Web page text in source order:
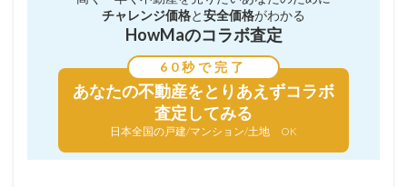
チャレンジ価格と安全価格がわかる
HowMaのコラボ査定
60秒で完了
あなたの不動産をとりあえずコラボ
査定してみる
日本全国の戸建/マンション/土地 OK